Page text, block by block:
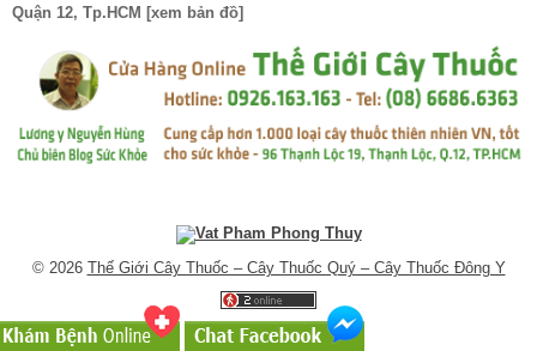
Quận 12, Tp.HCM [xem bản đồ]
© 2026 Thế Giới Cây Thuốc – Cây Thuốc Quý – Cây Thuốc Đông Y